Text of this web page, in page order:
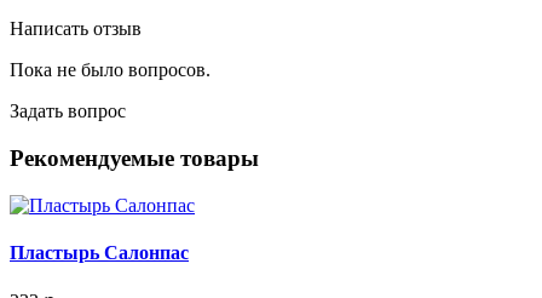
Написать отзыв
Пока не было вопросов.
Задать вопрос
Рекомендуемые товары
Пластырь Салонпас